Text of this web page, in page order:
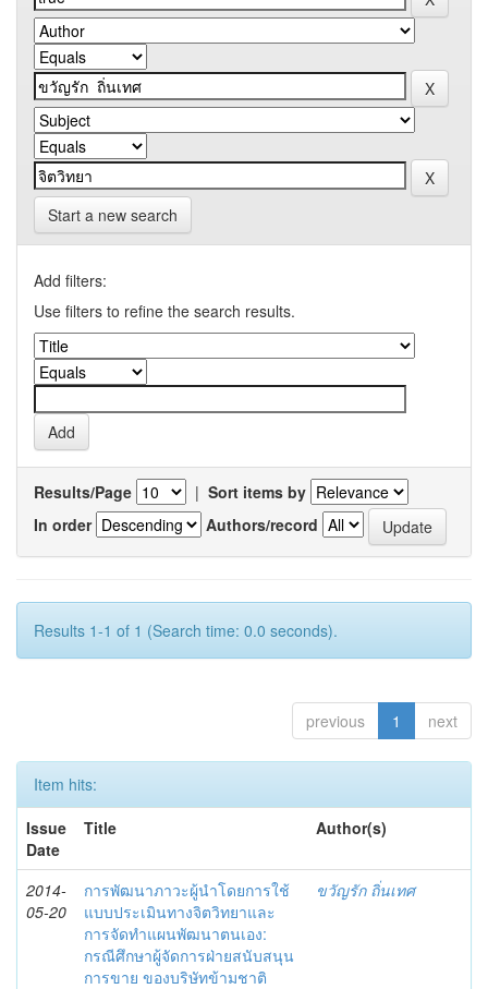
Start a new search
Add filters:
Use filters to refine the search results.
Results/Page | Sort items by
In order
Authors/record
Results 1-1 of 1 (Search time: 0.0 seconds).
previous 1 next
Item hits:
Issue
Date
Title Author(s)
2014-
05-20
การพัฒนาภาวะผู้นำโดยการใช้
แบบประเมินทางจิตวิทยาและ
การจัดทำแผนพัฒนาตนเอง:
กรณีศึกษาผู้จัดการฝ่ายสนับสนุน
การขาย ของบริษัทข้ามชาติ
ขวัญรัก ถิ่นเทศ